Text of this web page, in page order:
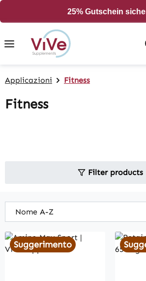
25% Gutschein
Applicazioni Fitness
Fitness
Filter products
Suggerimento